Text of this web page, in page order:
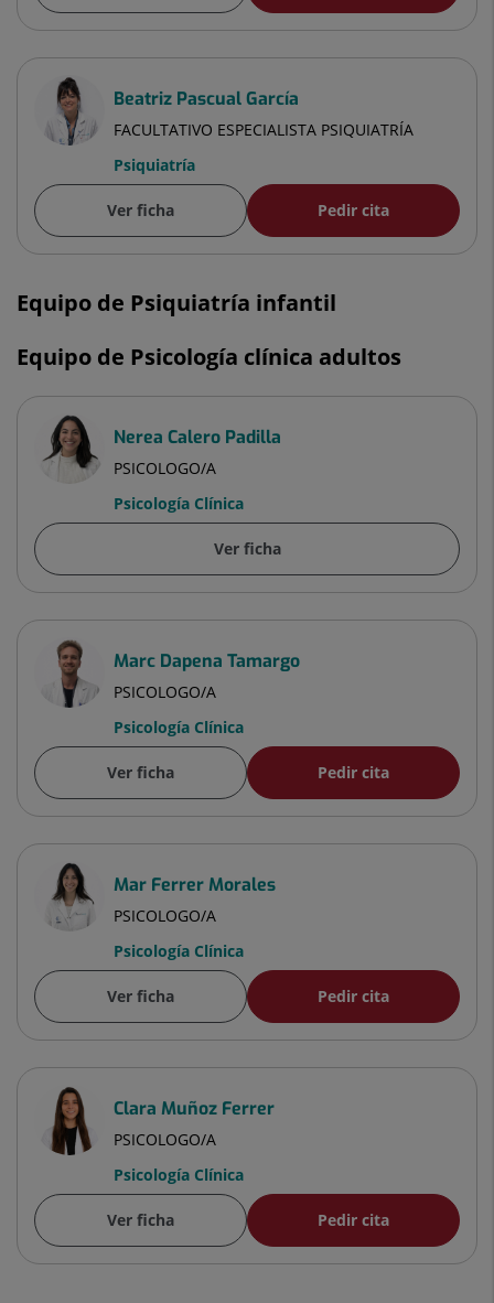
Beatriz Pascual García
FACULTATIVO ESPECIALISTA PSIQUIATRÍA
Psiquiatría
Ver ficha Pedir cita
Equipo de Psiquiatría infantil
Equipo de Psicología clínica adultos
Nerea Calero Padilla
PSICOLOGO/A
Psicología Clínica
Ver ficha
Marc Dapena Tamargo
PSICOLOGO/A
Psicología Clínica
Ver ficha Pedir cita
Mar Ferrer Morales
PSICOLOGO/A
Psicología Clínica
Ver ficha Pedir cita
Clara Muñoz Ferrer
PSICOLOGO/A
Psicología Clínica
Ver ficha Pedir cita